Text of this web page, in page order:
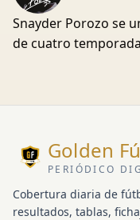
Snayder Porozo se
de cuatro
Golden
PERIÓDICO
Cobertura diaria de
resultados, tablas,